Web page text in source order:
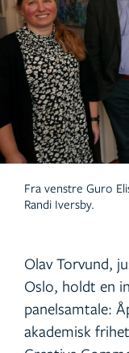
Fra venstre Guro
Randi Iversby.
Olav Torvund,
Oslo, holdt en
panelsamtale:
akademisk